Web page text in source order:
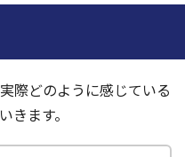
際どのように感じている
きます。